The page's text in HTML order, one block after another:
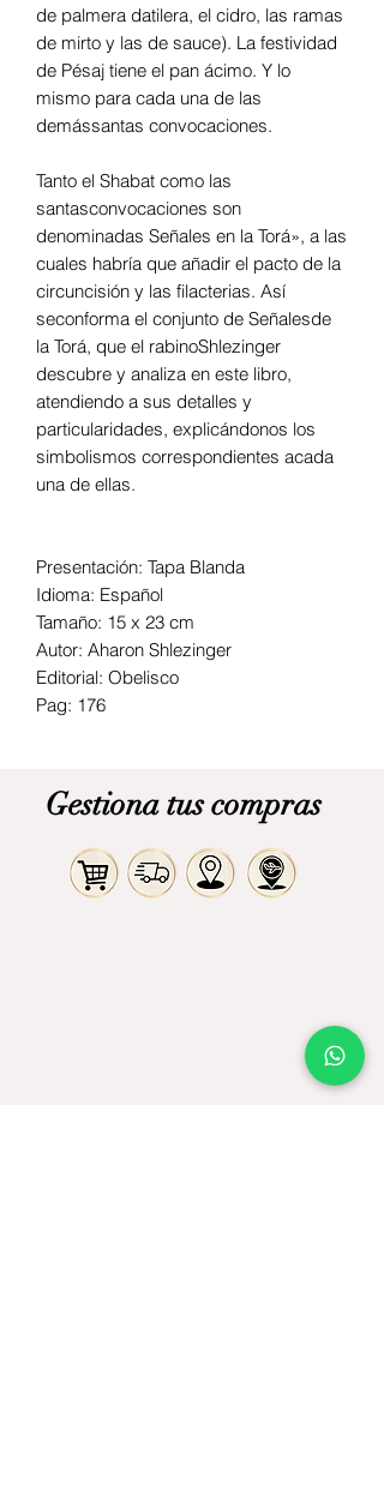
de palmera datilera, el cidro, las ramas
de mirto y las de sauce). La festividad
de Pésaj tiene el pan ácimo. Y lo
mismo para cada una de las
demássantas convocaciones.
Tanto el Shabat como las
santasconvocaciones son
denominadas Señales en la Torá», a las
cuales habría que añadir el pacto de la
circuncisión y las filacterias. Así
seconforma el conjunto de Señalesde
la Torá, que el rabinoShlezinger
descubre y analiza en este libro,
atendiendo a sus detalles y
particularidades, explicándonos los
simbolismos correspondientes acada
una de ellas.
Presentación: Tapa Blanda
Idioma: Español
Tamaño: 15 x 23 cm
Autor: Aharon Shlezinger
Editorial: Obelisco
Pag: 176
Gestiona tus compras